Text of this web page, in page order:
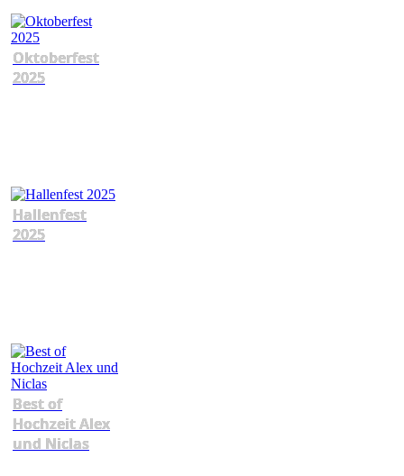
Oktoberfest
2025
Hallenfest
2025
Best of
Hochzeit Alex
und Niclas